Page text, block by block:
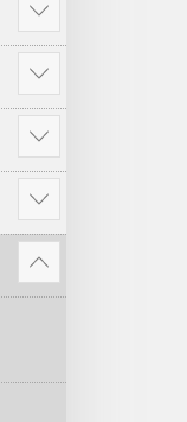
Ipakita
ang
iba
pa
Ipakita
ang
iba
pa
Ipakita
ang
iba
pa
Ipakita
ang
iba
pa
Ipakita
ang